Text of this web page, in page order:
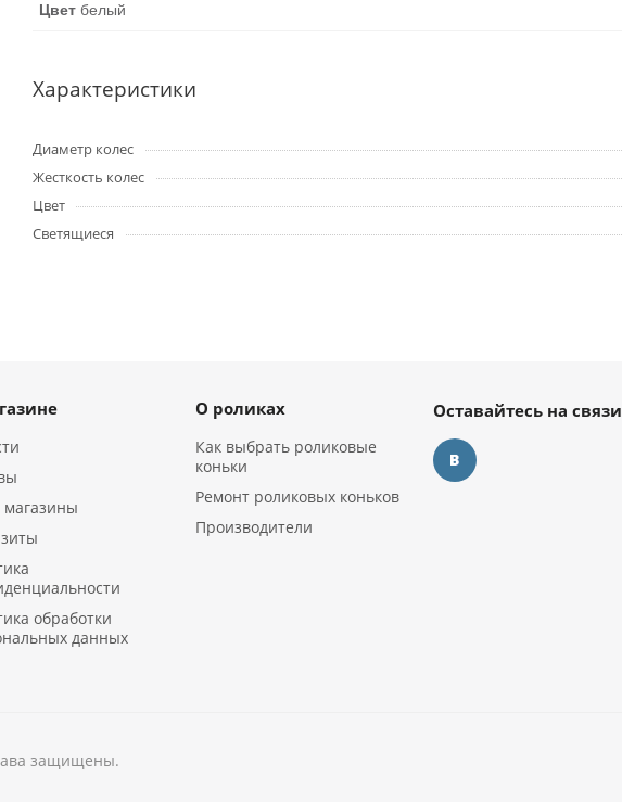
Цвет белый
Характеристики
Диаметр колес
Жесткость колес
Цвет
Светящиеся
обработки
данных
О роликах
Как выбрать роликовые
коньки
Ремонт роликовых коньков
Производители
Оставайтесь на связи
защищены.